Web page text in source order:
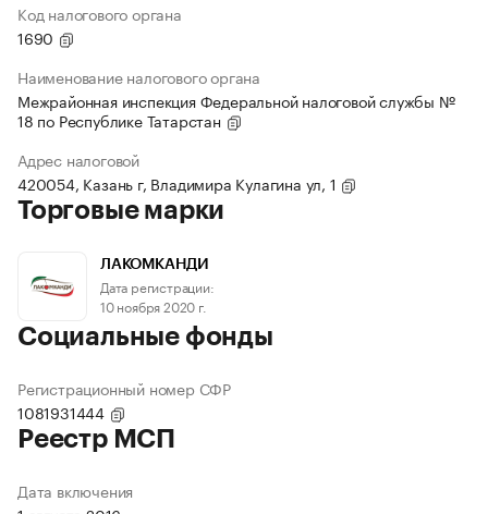
Код налогового органа
1690
Наименование налогового органа
Межрайонная инспекция Федеральной налоговой службы №
18 по Республике Татарстан
Адрес налоговой
420054, Казань г, Владимира Кулагина ул, 1
Торговые марки
ЛАКОМКАНДИ
Дата регистрации:
10 ноября 2020 г.
Социальные фонды
Регистрационный номер СФР
1081931444
Реестр МСП
Дата включения